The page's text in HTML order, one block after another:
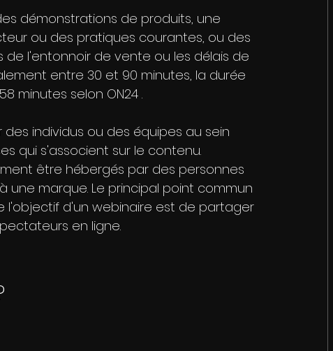
démonstrations de produits, une
ou des pratiques courantes, ou des
l'entonnoir de vente ou les délais de
entre 30 et 90 minutes, la durée
minutes selon ON24 .
individus ou des équipes au sein
qui s'associent sur le contenu.
être hébergés par des personnes
une marque. Le principal point commun
l'objectif d'un webinaire est de partager
en ligne.